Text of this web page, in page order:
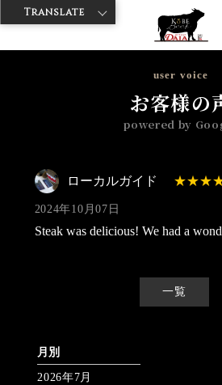
神戸牛ダイヤ > 神戸牛ダイア すし屋通り店
user voice
お客様の
powered by
ローカルガイド
2024年10月07日
Steak was delicious! We had a
一覧
月別
2026年7月
Translate